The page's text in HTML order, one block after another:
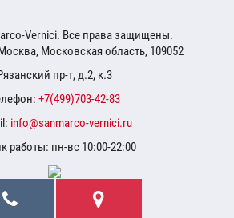
Vernici. Все права защищены.
Московская область, 109052
пр-т, д.2, к.3
+7(499)703-42-83
info@sanmarco-vernici.ru
работы: пн-вс 10:00-22:00